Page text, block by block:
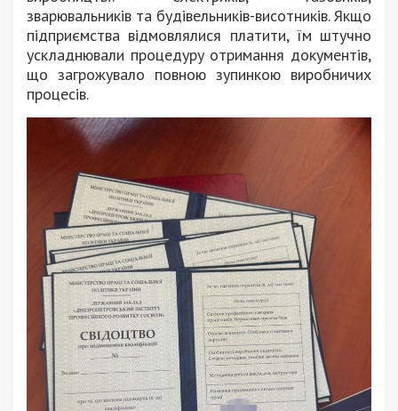
зварювальників та будівельників-висотників. Якщо
підприємства відмовлялися платити, їм штучно
ускладнювали процедуру отримання документів,
що загрожувало повною зупинкою виробничих
процесів.